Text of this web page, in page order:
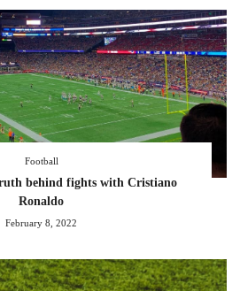
Football
behind fights with Cristiano
Ronaldo
February 8, 2022